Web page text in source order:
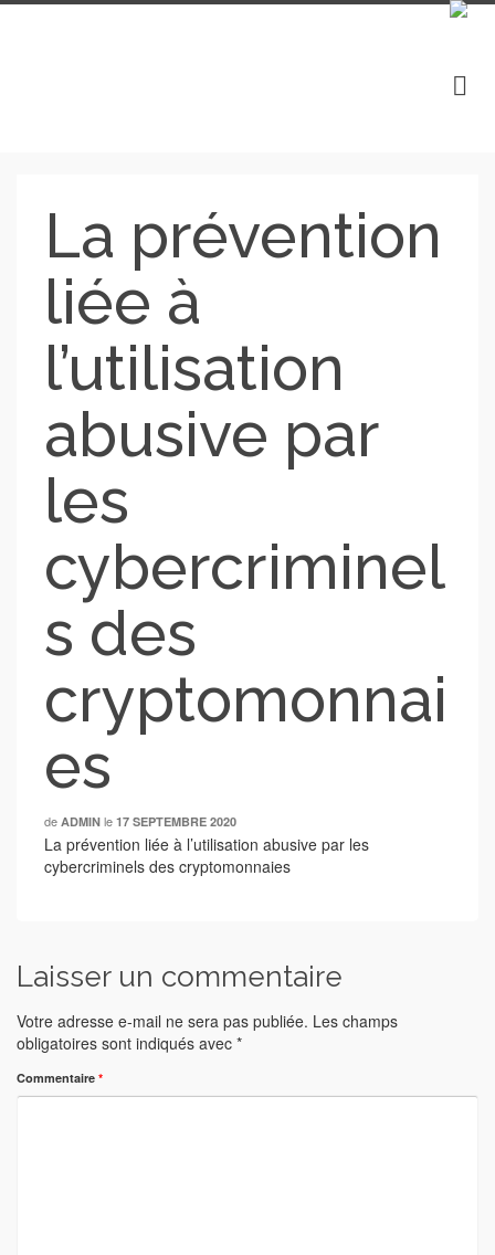
La prévention
liée à
l’utilisation
abusive par
les
cybercriminel
s des
cryptomonnai
es
de ADMIN le 17 SEPTEMBRE 2020
La prévention liée à l’utilisation abusive par les
cybercriminels des cryptomonnaies
Laisser un commentaire
Votre adresse e-mail ne sera pas publiée. Les champs
obligatoires sont indiqués avec *
Commentaire *